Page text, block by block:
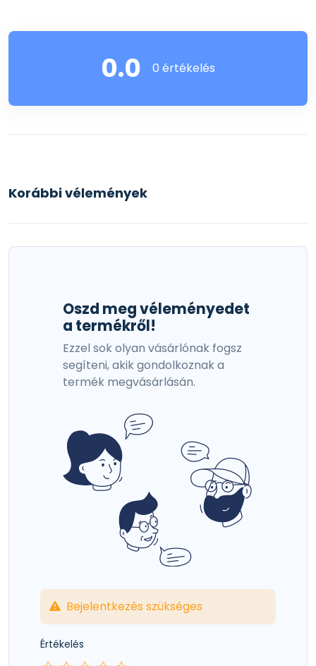
0.0 0 értékelés
Korábbi vélemények
Oszd meg véleményedet
a termékről!
Ezzel sok olyan vásárlónak fogsz
segíteni, akik gondolkoznak a
termék megvásárlásán.
Bejelentkezés szükséges
Értékelés